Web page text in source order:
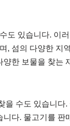
도 있습니다. 이
, 섬의 다양한 지
한 보물을 찾는
수도 있습니다
다. 물고기를